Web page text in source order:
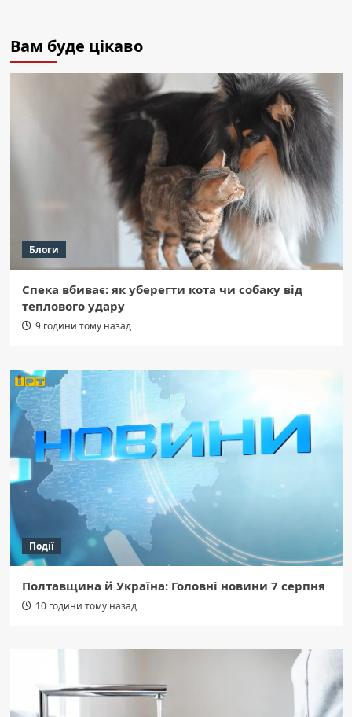
Вам буде цікаво
Блоги
Спека вбиває: як уберегти кота чи собаку від
теплового удару
9 години тому назад
Події
Полтавщина й Україна: Головні новини 7 серпня
10 години тому назад